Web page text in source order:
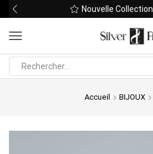
Nouvelle Collection
Accueil BIJOUX